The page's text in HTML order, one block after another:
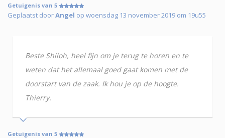
Getuigenis van 5
Geplaatst doorAngel op woensdag 13 november 2019 om 19u55
Beste Shiloh, heel fijn om je terug te horen en te
weten dat het allemaal goed gaat komen met de
doorstart van de zaak. Ik hou je op de hoogte.
Thierry.
Getuigenis van 5